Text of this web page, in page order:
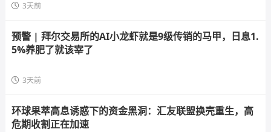
3天前
预警 | 拜尔交易所的AI小龙虾就是9级传销的马甲，日息1.
5%养肥了就该宰了
3天前
环球果萃高息诱惑下的资金黑洞：汇友联盟换壳重生，高
危期收割正在加速